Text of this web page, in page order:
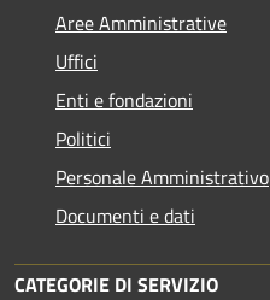
Aree Amministrative
Uffici
Enti e fondazioni
Politici
Personale Amministrativo
Documenti e dati
CATEGORIE DI SERVIZIO